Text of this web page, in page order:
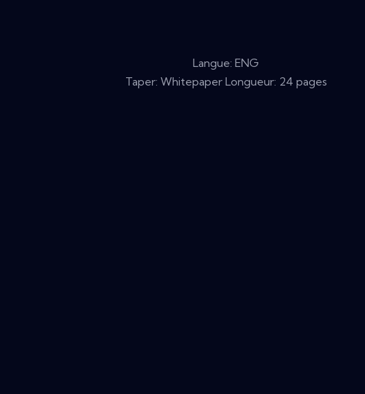
Langue: ENG
Taper: Whitepaper Longueur: 24 pages